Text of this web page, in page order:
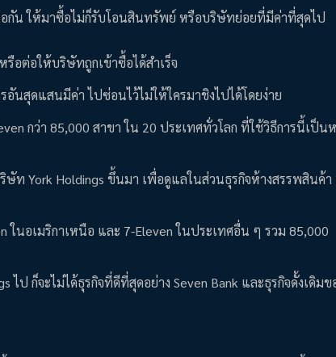
น ให้มาซื้อไม่ก็รับโอนสินทรัพย์ หรือบริษัทย่อยที่มีค่าที่สุดไป
อต่อให้บริษัทถูกเข้าซื้อได้สำเร็จ
นสุดแสนมีค่า ไปซ่อนไว้ไม่ให้ใครมาชิงไปได้โดยง่าย
กว่า 85,000 สาขา ใน 20 ประเทศทั่วโลก ที่ใช้วิธีการนี้เป็น
ษัท York Holdings ขึ้นมา เพื่อดูแลในส่วนธุรกิจห้างสรรพสินค้า
นอเมริกาเหนือ และ 7-Eleven ในประเทศอื่น ๆ รวม 85,000
ป ก็จะไม่ได้ธุรกิจที่ดีที่สุดอย่าง Seven Bank และธุรกิจดั้งเดิมข